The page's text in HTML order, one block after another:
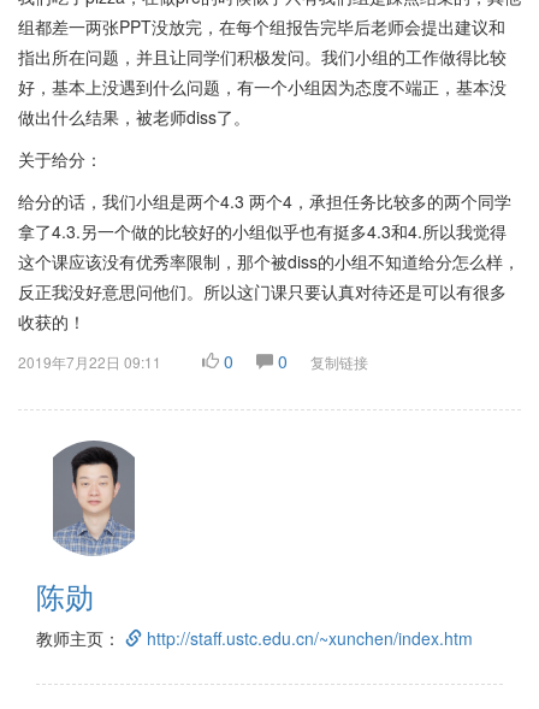
组都差一两张PPT没放完，在每个组报告完毕后老师会提出建议和
指出所在问题，并且让同学们积极发问。我们小组的工作做得比较
好，基本上没遇到什么问题，有一个小组因为态度不端正，基本没
做出什么结果，被老师diss了。
关于给分：
给分的话，我们小组是两个4.3 两个4，承担任务比较多的两个同学
拿了4.3.另一个做的比较好的小组似乎也有挺多4.3和4.所以我觉得
这个课应该没有优秀率限制，那个被diss的小组不知道给分怎么样，
反正我没好意思问他们。所以这门课只要认真对待还是可以有很多
收获的！
2019年7月22日 09:11 0 0 复制链接
陈勋
教师主页： http://staff.ustc.edu.cn/~xunchen/index.htm